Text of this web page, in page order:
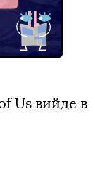
Us вийде в